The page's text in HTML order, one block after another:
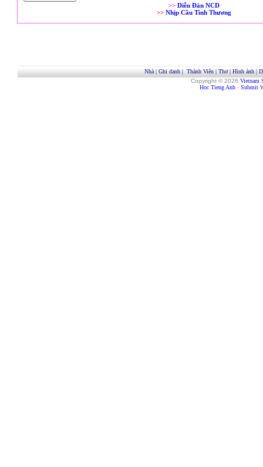
>> Diễn Đàn NCD
>> Nhịp Cầu Tình Thương
Nhà| Ghi danh| Thành Viên| Thơ| Hình ảnh|
Copyright © 2026 Vietnam
Hoc Tieng Anh - Submit